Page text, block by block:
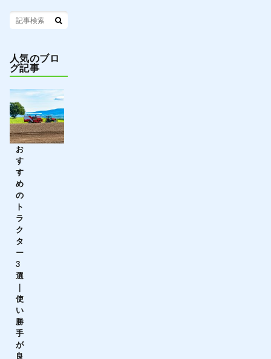
人気のブロ
グ記事
お
す
す
め
の
ト
ラ
ク
タ
ー
3
選
｜
使
い
勝
手
が
良